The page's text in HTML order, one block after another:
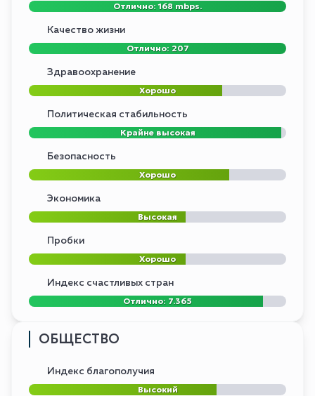
Отлично: 168 mbps.
Качество жизни
Отлично: 207
Здравоохранение
Хорошо
Политическая стабильность
Крайне высокая
Безопасность
Хорошо
Экономика
Высокая
Пробки
Хорошо
Индекс счастливых стран
Отлично: 7.365
ОБЩЕСТВО
Индекс благополучия
Высокий